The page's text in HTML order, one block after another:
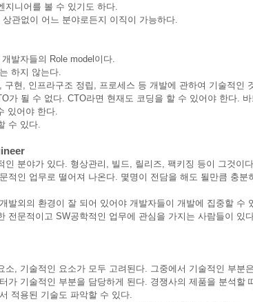
지니어를 볼 수 있기도 하다.
관없이 어느 분야로든지 이직이 가능하다.
발자들의 Role model이다.
하지 않는다.
구현, 인프라구조 정립, 프로세스 등 개발에 관하여 기술적인
가 될 수 없다. CTO라면 현재도 코딩을 할 수 있어야 한다.
있어야 한다.
수 있다.
인 분야가 있다. 형상관리, 빌드, 릴리즈, 팩키징 등이 그것이
적인 업무로 떨어져 나온다. 몇명이 전담을 해도 될만큼 충
발외의 환경이 잘 되어 있어야 개발자들이 개발에 집중할 수
전문적이고 SW공학적인 업무에 관심을 가지는 사람들이 있
소, 기술적인 요소가 모두 고려된다. 그중에서 기술적인 부분
가 기술적인 부분을 담당하게 된다. 경쟁사의 제품을 분석할
적용된 기술도 파악할 수 있다.